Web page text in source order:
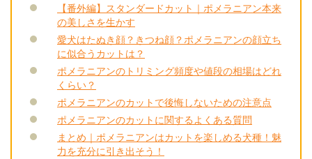
【番外編】スタンダードカット｜ポメラニアン本来
の美しさを生かす
愛犬はたぬき顔？きつね顔？ポメラニアンの顔立ち
に似合うカットは？
ポメラニアンのトリミング頻度や値段の相場はどれ
くらい？
ポメラニアンのカットで後悔しないための注意点
ポメラニアンのカットに関するよくある質問
まとめ｜ポメラニアンはカットを楽しめる犬種！魅
力を充分に引き出そう！